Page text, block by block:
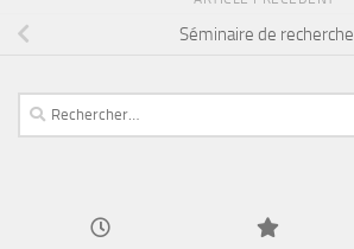
Séminaire de recherche
Rechercher :